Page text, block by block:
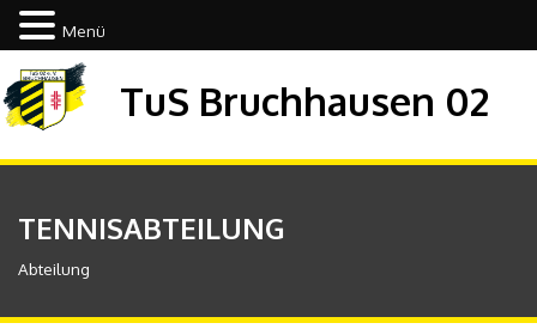
TuS Bruchhausen 02
TENNISABTEILUNG
Abteilung
Menü